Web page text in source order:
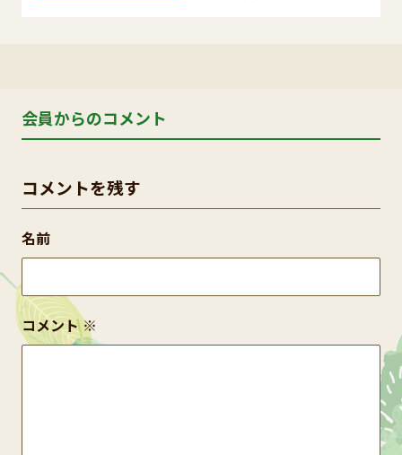
会員からのコメント
コメントを残す
コメント※
名前